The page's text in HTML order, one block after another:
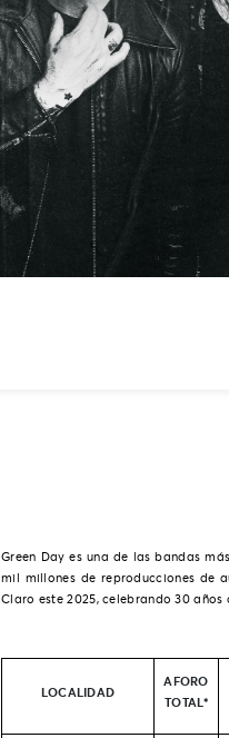
Green Day es una de las bandas
mil millones de reproducciones de
Claro este 2025, celebrando 30
LOCALIDAD
AFORO
TOTAL*